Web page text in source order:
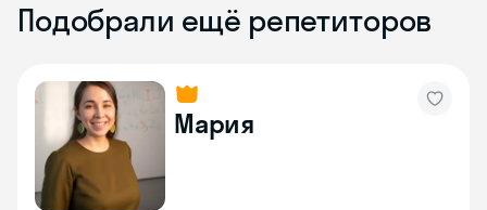
Подобрали ещё репетиторов
Мария